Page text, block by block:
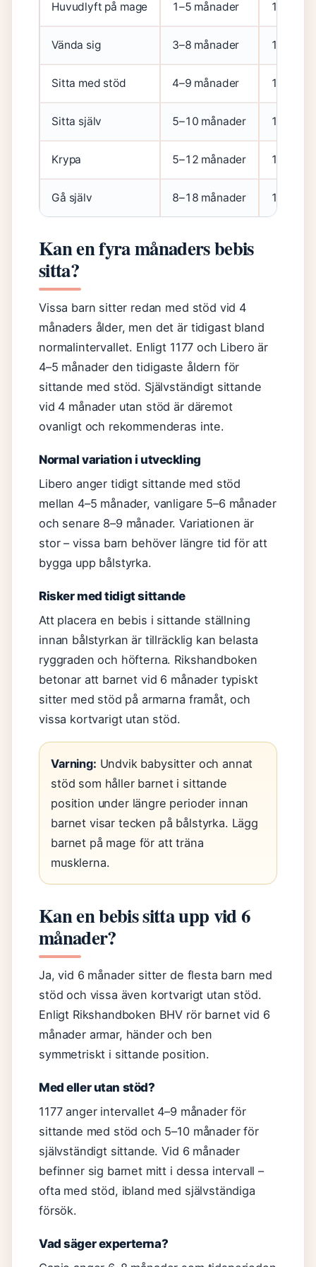
Huvudlyft på mage 1–5 månader 1177
Vända sig 3–8 månader 1177
Sitta med stöd 4–9 månader 1177
Sitta själv 5–10 månader 1177
Krypa 5–12 månader 1177
Gå själv 8–18 månader 1177
Kan en fyra månaders bebis
sitta?
Vissa barn sitter redan med stöd vid 4
månaders ålder, men det är tidigast bland
normalintervallet. Enligt 1177 och Libero är
4–5 månader den tidigaste åldern för
sittande med stöd. Självständigt sittande
vid 4 månader utan stöd är däremot
ovanligt och rekommenderas inte.
Normal variation i utveckling
Libero anger tidigt sittande med stöd
mellan 4–5 månader, vanligare 5–6 månader
och senare 8–9 månader. Variationen är
stor – vissa barn behöver längre tid för att
bygga upp bålstyrka.
Risker med tidigt sittande
Att placera en bebis i sittande ställning
innan bålstyrkan är tillräcklig kan belasta
ryggraden och höfterna. Rikshandboken
betonar att barnet vid 6 månader typiskt
sitter med stöd på armarna framåt, och
vissa kortvarigt utan stöd.
Varning: Undvik babysitter och annat
stöd som håller barnet i sittande
position under längre perioder innan
barnet visar tecken på bålstyrka. Lägg
barnet på mage för att träna
musklerna.
Kan en bebis sitta upp vid 6
månader?
Ja, vid 6 månader sitter de flesta barn med
stöd och vissa även kortvarigt utan stöd.
Enligt Rikshandboken BHV rör barnet vid 6
månader armar, händer och ben
symmetriskt i sittande position.
Med eller utan stöd?
1177 anger intervallet 4–9 månader för
sittande med stöd och 5–10 månader för
självständigt sittande. Vid 6 månader
befinner sig barnet mitt i dessa intervall –
ofta med stöd, ibland med självständiga
försök.
Vad säger experterna?